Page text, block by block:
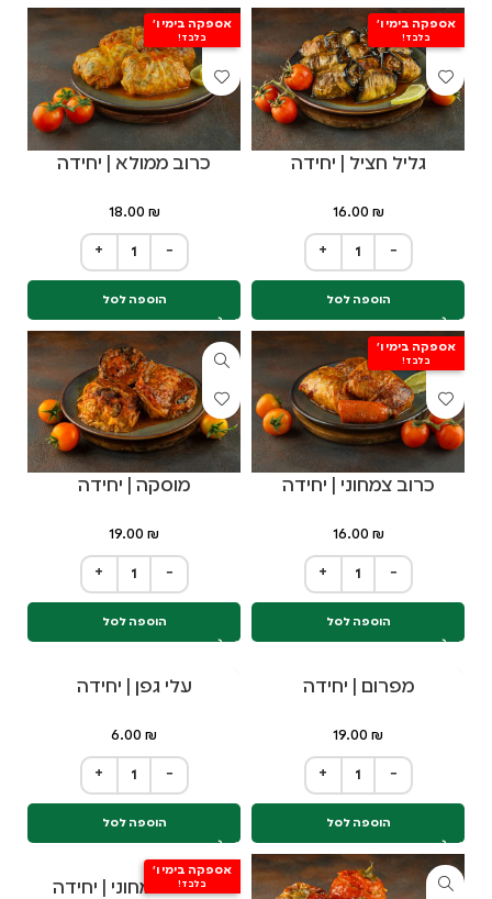
אספקה בימי ו'
בלבד!
גליל חציל | יחידה
16.00 ₪
+ −
הוספה לסל
אספקה בימי ו'
בלבד!
כרוב ממולא | יחידה
18.00 ₪
+ −
הוספה לסל
אספקה בימי ו'
בלבד!
כרוב צמחוני | יחידה
16.00 ₪
+ −
הוספה לסל
מוסקה | יחידה
19.00 ₪
+ −
הוספה לסל
מפרום | יחידה
19.00 ₪
+ −
הוספה לסל
עלי גפן | יחידה
6.00 ₪
+ −
הוספה לסל
אספקה בימי ו'
בלבד!
פלפל צמחוני | יחידה